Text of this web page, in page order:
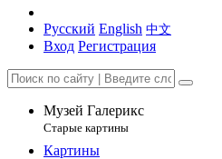
Русский English 中文
Вход Регистрация
Музей Галерикс
Старые картины
Картины